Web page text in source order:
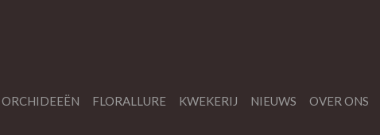
ORCHIDEEËN FLORALLURE KWEKERIJ NIEUWS OVER ONS